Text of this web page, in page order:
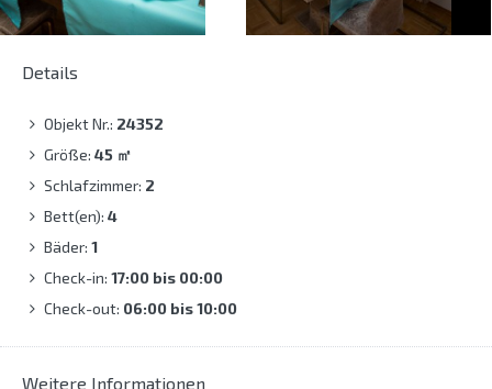
Details
Objekt Nr.: 24352
Größe: 45 ㎡
Schlafzimmer: 2
Bett(en): 4
Bäder: 1
Check-in: 17:00 bis 00:00
Check-out: 06:00 bis 10:00
Weitere Informationen